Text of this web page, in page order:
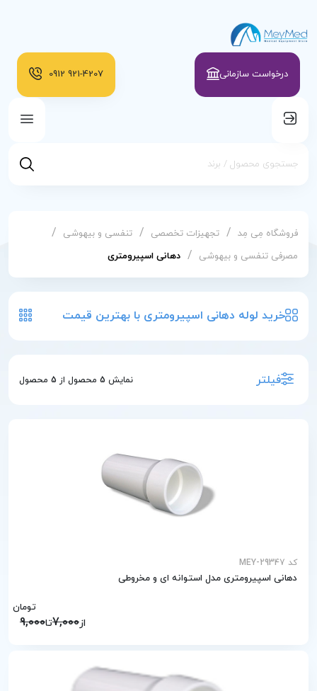
درخواست سازمانی 921-4207
0912
فروشگاه مِی مِد / تجهیزات تخصصی / تنفسی و بیهوشی /
مصرفی تنفسی و بیهوشی / دهانی اسپیرومتری
خرید لوله دهانی اسپیرومتری با بهترین قیمت
فیلتر نمایش 5 محصول از 5 محصول
کد MEY-29347
دهانی اسپیرومتری مدل استوانه ای و مخروطی
از7,000تا9,000
تومان